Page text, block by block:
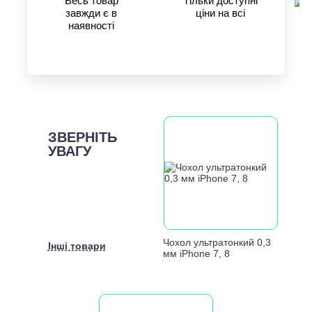
завжди є в
наявності
ціни на всі
ЗВЕРНІТЬ
УВАГУ
Інші товари
Чохол ультратонкий 0,3
мм iPhone 7, 8